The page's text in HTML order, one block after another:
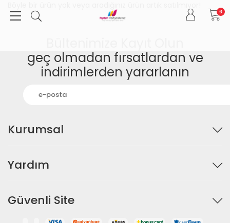
0
geç olmadan fırsatlardan ve
indirimlerden yararlanın
Kurumsal
Yardım
Güvenli Site